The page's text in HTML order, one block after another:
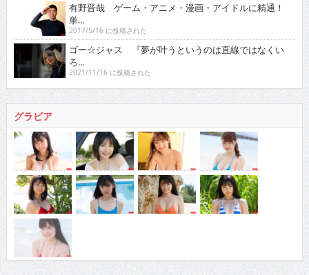
有野晋哉 ゲーム・アニメ・漫画・アイドルに精通！
単...
2017/5/16 に投稿された
ゴー☆ジャス 『夢が叶うというのは直線ではなくい
ろ...
2021/11/16 に投稿された
グラビア